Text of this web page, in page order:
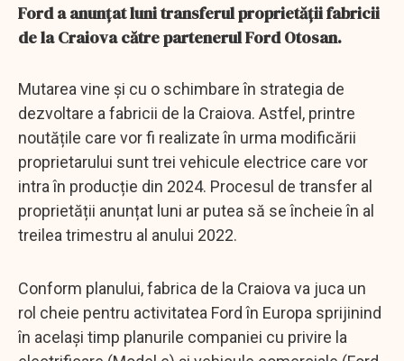
Ford a anunțat luni transferul proprietății fabricii
de la Craiova către partenerul Ford Otosan.
Mutarea vine şi cu o schimbare în strategia de
dezvoltare a fabricii de la Craiova. Astfel, printre
noutățile care vor fi realizate în urma modificării
proprietarului sunt trei vehicule electrice care vor
intra în producție din 2024. Procesul de transfer al
proprietății anunțat luni ar putea să se încheie în al
treilea trimestru al anului 2022.
Conform planului, fabrica de la Craiova va juca un
rol cheie pentru activitatea Ford în Europa sprijinind
în același timp planurile companiei cu privire la